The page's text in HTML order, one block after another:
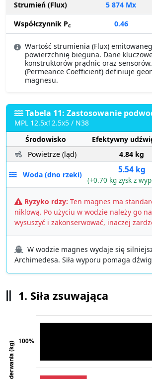
Strumień (Flux) 5 874 Mx
Współczynnik Pc 0.46
Wartość strumienia (Flux)
powierzchnię bieguna. Dane
konstruktorów prądnic oraz sensorów.
(Permeance Coefficient) definiuje
magnesu.
Tabela 11: Zastosowanie
MPL 12.5x12.5x5 / N38
Środowisko
Efektywny
Powietrze (ląd)
4.84 kg
Woda (dno rzeki) 5.54 kg
(+0.70 kg zysk z
Ryzyko rdzy: Ten magnes ma
niklową. Po użyciu w wodzie należy go
wysuszyć i zakonserwować, inaczej
W wodzie magnes wydaje się
Archimedesa. Siła wyporu pomaga
1. Siła zsuwająca